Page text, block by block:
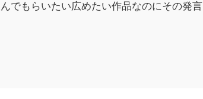
でもらいたい広めたい作品なのにその発言